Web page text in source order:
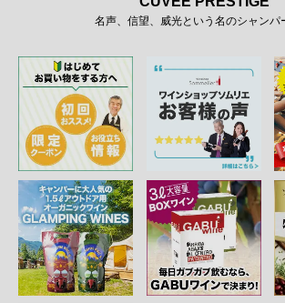
名声、信望、威光という名のシャンパ